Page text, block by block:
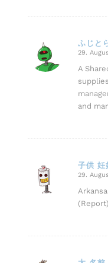
ふじと
sagte:
29.
A
and
子供 妊
sagte:
29.